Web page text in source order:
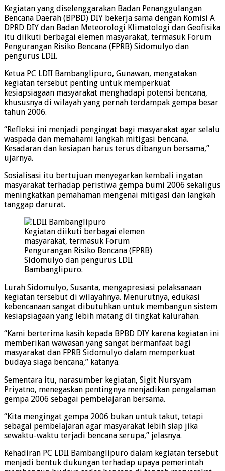
Kegiatan yang diselenggarakan Badan Penanggulangan
Bencana Daerah (BPBD) DIY bekerja sama dengan Komisi A
DPRD DIY dan Badan Meteorologi Klimatologi dan Geofisika
itu diikuti berbagai elemen masyarakat, termasuk Forum
Pengurangan Risiko Bencana (FPRB) Sidomulyo dan
pengurus LDII.
Ketua PC LDII Bambanglipuro, Gunawan, mengatakan
kegiatan tersebut penting untuk memperkuat
kesiapsiagaan masyarakat menghadapi potensi bencana,
khususnya di wilayah yang pernah terdampak gempa besar
tahun 2006.
“Refleksi ini menjadi pengingat bagi masyarakat agar selalu
waspada dan memahami langkah mitigasi bencana.
Kesadaran dan kesiapan harus terus dibangun bersama,”
ujarnya.
Sosialisasi itu bertujuan menyegarkan kembali ingatan
masyarakat terhadap peristiwa gempa bumi 2006 sekaligus
meningkatkan pemahaman mengenai mitigasi dan langkah
tanggap darurat.
Kegiatan diikuti berbagai elemen
masyarakat, termasuk Forum
Pengurangan Risiko Bencana (FPRB)
Sidomulyo dan pengurus LDII
Bambanglipuro.
Lurah Sidomulyo, Susanta, mengapresiasi pelaksanaan
kegiatan tersebut di wilayahnya. Menurutnya, edukasi
kebencanaan sangat dibutuhkan untuk membangun sistem
kesiapsiagaan yang lebih matang di tingkat kalurahan.
“Kami berterima kasih kepada BPBD DIY karena kegiatan ini
memberikan wawasan yang sangat bermanfaat bagi
masyarakat dan FPRB Sidomulyo dalam memperkuat
budaya siaga bencana,” katanya.
Sementara itu, narasumber kegiatan, Sigit Nursyam
Priyatno, menegaskan pentingnya menjadikan pengalaman
gempa 2006 sebagai pembelajaran bersama.
“Kita mengingat gempa 2006 bukan untuk takut, tetapi
sebagai pembelajaran agar masyarakat lebih siap jika
sewaktu-waktu terjadi bencana serupa,” jelasnya.
Kehadiran PC LDII Bambanglipuro dalam kegiatan tersebut
menjadi bentuk dukungan terhadap upaya pemerintah